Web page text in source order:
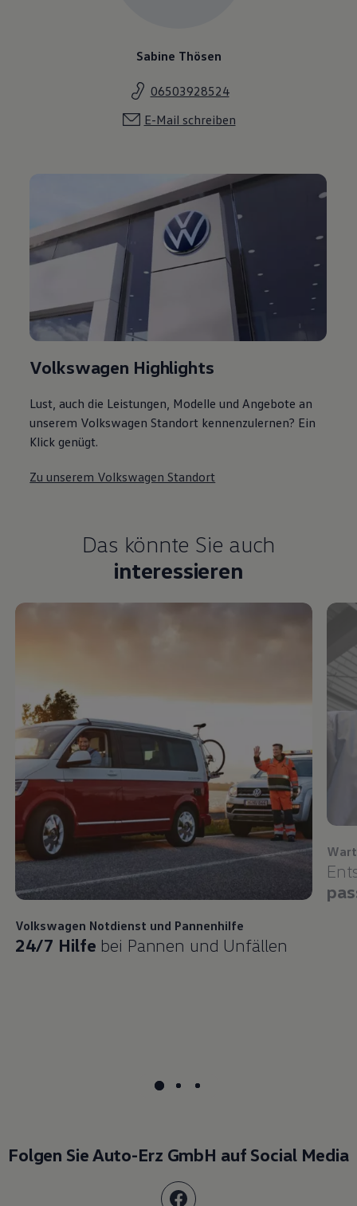
Sabine Thösen
06503928524
E-Mail schreiben
Volkswagen Highlights
Lust, auch die Leistungen, Modelle und Angebote an
unserem Volkswagen Standort kennenzulernen? Ein
Klick genügt.
Zu unserem Volkswagen Standort
Das könnte Sie auch
interessieren
Volkswagen Notdienst und Pannenhilfe
24/7 Hilfe bei Pannen und Unfällen
Folgen Sie Auto-Erz GmbH auf Social Media